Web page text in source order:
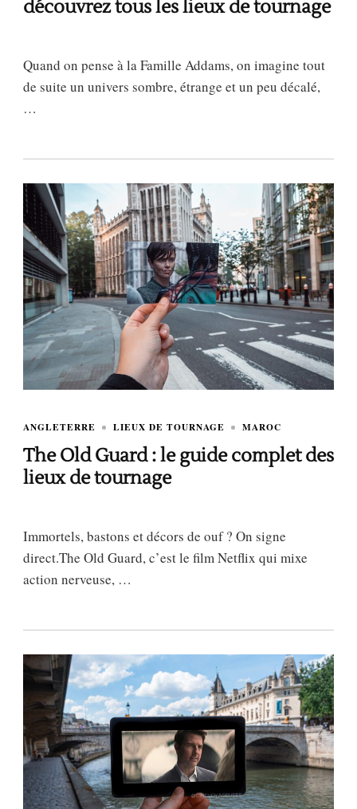
découvrez tous les lieux de tournage
Quand on pense à la Famille Addams, on imagine tout
de suite un univers sombre, étrange et un peu décalé,
…
ANGLETERRE LIEUX DE TOURNAGE MAROC
The Old Guard : le guide complet des
lieux de tournage
Immortels, bastons et décors de ouf ? On signe
direct.The Old Guard, c’est le film Netflix qui mixe
action nerveuse, …